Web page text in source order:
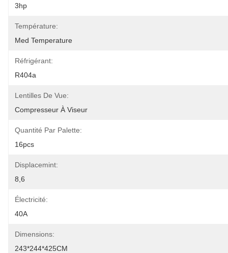
3hp
Température:
Med Temperature
Réfrigérant:
R404a
Lentilles De Vue:
Compresseur À Viseur
Quantité Par Palette:
16pcs
Displacemint:
8,6
Électricité:
40A
Dimensions:
243*244*425CM